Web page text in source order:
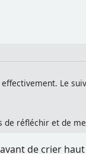
Le
réfléchir et de
de crier